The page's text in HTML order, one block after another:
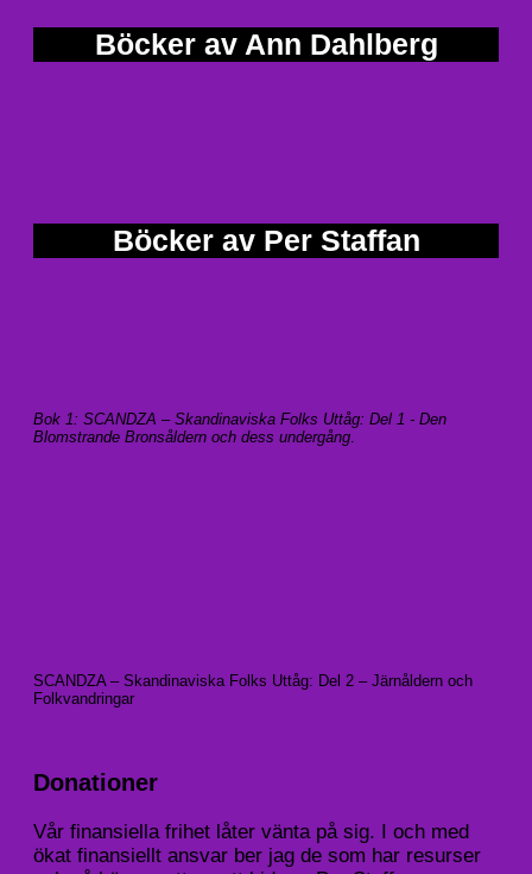
Böcker av Ann Dahlberg
Böcker av Per Staffan
Bok 1: SCANDZA – Skandinaviska Folks Uttåg: Del 1 - Den
Blomstrande Bronsåldern och dess undergång
SCANDZA – Skandinaviska Folks Uttåg: Del 2 – Järnåldern och
Folkvandringar
Donationer
Vår finansiella frihet låter vänta på sig. I och med
ökat finansiellt ansvar ber jag de som har resurser